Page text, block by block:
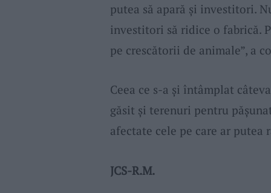
putea să apară și investitori.
investitori să ridice o fabrică.
pe crescătorii de animale”, a
Ceea ce s-a și întâmplat
găsit și terenuri pentru
afectate cele pe care ar putea
JCS-R.M.